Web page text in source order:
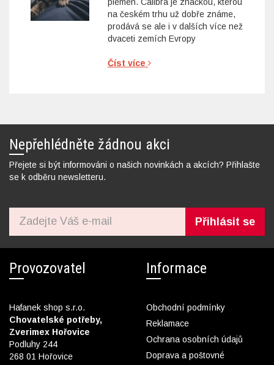
na českém trhu už dobře známe,
prodává se ale i v dalších více než
dvaceti zemích Evropy
Číst více
Nepřehlédněte žádnou akci
Přejete si být informováni o našich novinkách a akcích? Přihlašte
se k odběru newsletteru.
Přihlásit se
Provozovatel
Hafanek shop s.r.o.
Chovatelské potřeby,
Zverimex Hořovice
Podluhy 244
268 01 Hořovice
Informace
Obchodní podmínky
Reklamace
Ochrana osobních údajů
Doprava a poštovné